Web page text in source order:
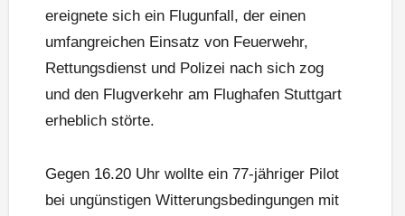
ereignete sich ein Flugunfall, der einen
umfangreichen Einsatz von Feuerwehr,
Rettungsdienst und Polizei nach sich zog
und den Flugverkehr am Flughafen Stuttgart
erheblich störte.
Gegen 16.20 Uhr wollte ein 77-jähriger Pilot
bei ungünstigen Witterungsbedingungen mit